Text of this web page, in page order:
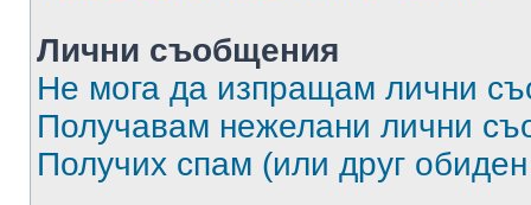
Лични съобщения
Не мога да изпращам лични
Получавам нежелани лични
Получих спам (или друг